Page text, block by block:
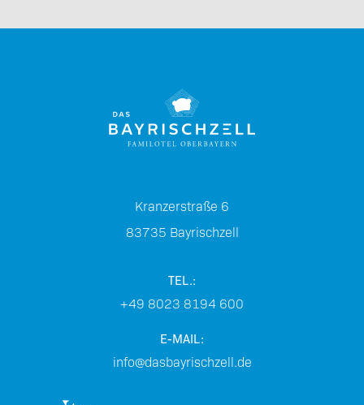
Kranzerstraße 6
83735 Bayrischzell
TEL.:
+49 8023 8194 600
E-MAIL:
info@dasbayrischzell.de